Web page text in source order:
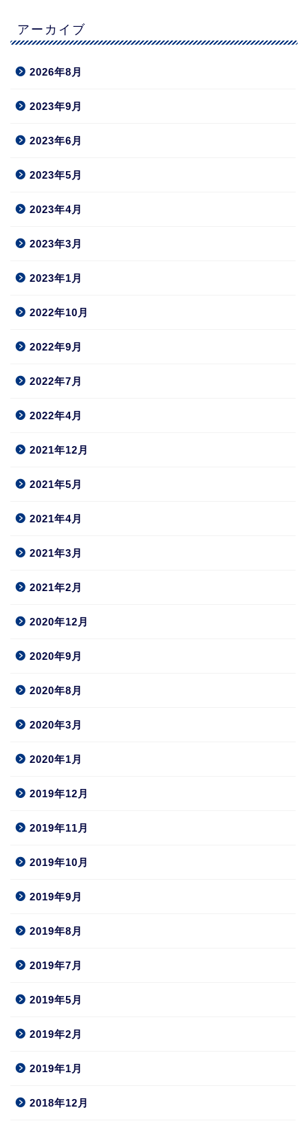
アーカイブ
2026年8月
2023年9月
2023年6月
2023年5月
2023年4月
2023年3月
2023年1月
2022年10月
2022年9月
2022年7月
2022年4月
2021年12月
2021年5月
2021年4月
2021年3月
2021年2月
2020年12月
2020年9月
2020年8月
2020年3月
2020年1月
2019年12月
2019年11月
2019年10月
2019年9月
2019年8月
2019年7月
2019年5月
2019年2月
2019年1月
2018年12月